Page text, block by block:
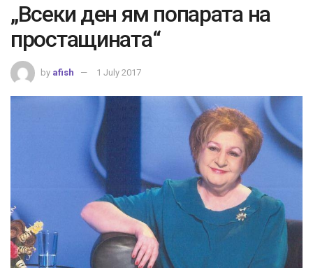
„Всеки ден ям попарата на
простащината“
by afish 1 July 2017